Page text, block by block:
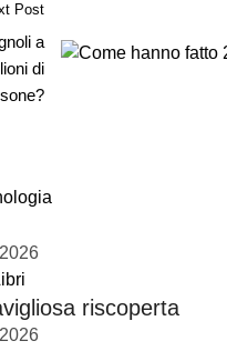
Post
a
di
riscoperta